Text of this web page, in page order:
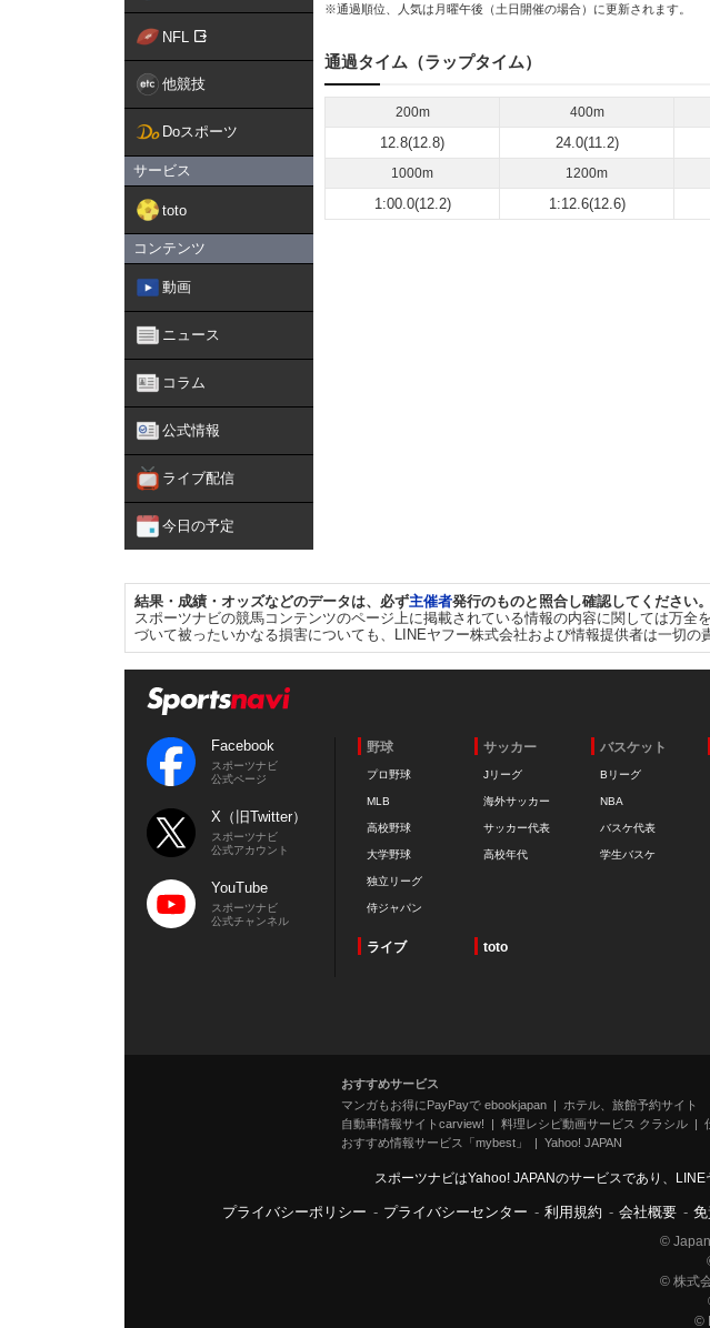
NFL
他競技
Doスポーツ
サービス
toto
コンテンツ
動画
ニュース
コラム
公式情報
ライブ配信
今日の予定
※通過順位、人気は月曜午後（土日開催の場合）に更新されます。
通過タイム（ラップタイム）
200m 400m
12.8(12.8) 24.0(11.2)
1000m 1200m
1:00.0(12.2) 1:12.6(12.6)
結果・成績・オッズなどのデータは、必ず主催者発行のものと照合し確認してください。
スポーツナビの競馬コンテンツのページ上に掲載されている情報の内容に関しては万
づいて被ったいかなる損害についても、LINEヤフー株式会社および情報提供者は一切の
Facebook
スポーツナビ
公式ページ
X（旧Twitter）
スポーツナビ
公式アカウント
YouTube
スポーツナビ
公式チャンネル
野球
プロ野球
MLB
高校野球
大学野球
独立リーグ
侍ジャパン
サッカー
Jリーグ
海外サッカー
サッカー代表
高校年代
バスケット
Bリーグ
NBA
バスケ代表
学生バスケ
ライブ toto
おすすめサービス
マンガもお得にPayPayで ebookjapan
ホテル、旅館予約サイト
自動車情報サイトcarview!
料理レシピ動画サービス クラシル
おすすめ情報サービス「mybest」
Yahoo! JAPAN
スポーツナビはYahoo! JAPANのサービスであり、
プライバシーポリシー - プライバシーセンター - 利用規約 - 会社概要 -
©
© 株式
©